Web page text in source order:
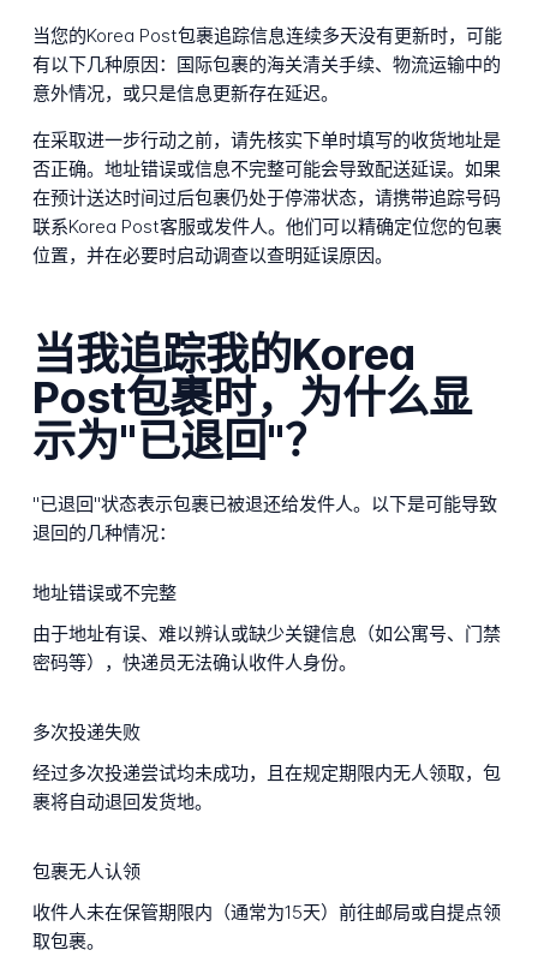
当您的Korea Post包裹追踪信息连续多天没有更新时，可能
有以下几种原因：国际包裹的海关清关手续、物流运输中的
意外情况，或只是信息更新存在延迟。
在采取进一步行动之前，请先核实下单时填写的收货地址是
否正确。地址错误或信息不完整可能会导致配送延误。如果
在预计送达时间过后包裹仍处于停滞状态，请携带追踪号码
联系Korea Post客服或发件人。他们可以精确定位您的包裹
位置，并在必要时启动调查以查明延误原因。
当我追踪我的Korea
Post包裹时，为什么显
示为"已退回"？
"已退回"状态表示包裹已被退还给发件人。以下是可能导致
退回的几种情况：
地址错误或不完整
由于地址有误、难以辨认或缺少关键信息（如公寓号、门禁
密码等），快递员无法确认收件人身份。
多次投递失败
经过多次投递尝试均未成功，且在规定期限内无人领取，包
裹将自动退回发货地。
包裹无人认领
收件人未在保管期限内（通常为15天）前往邮局或自提点领
取包裹。